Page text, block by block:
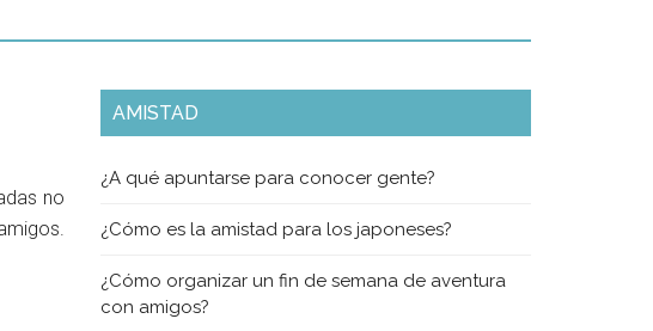
no
AMISTAD
¿A qué apuntarse para conocer gente?
¿Cómo es la amistad para los japoneses?
¿Cómo organizar un fin de semana de aventura
con amigos?